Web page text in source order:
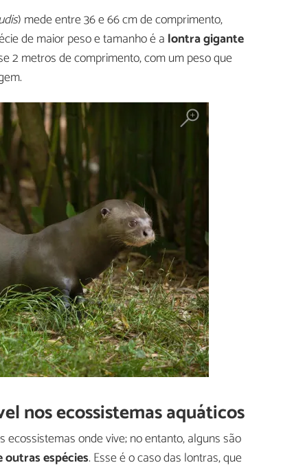
) mede entre 36 e 66 cm de comprimento,
de maior peso e tamanho é a lontra gigante
2 metros de comprimento, com um peso que
nos ecossistemas aquáticos
onde vive; no entanto, alguns são
espécies. Esse é o caso das lontras, que